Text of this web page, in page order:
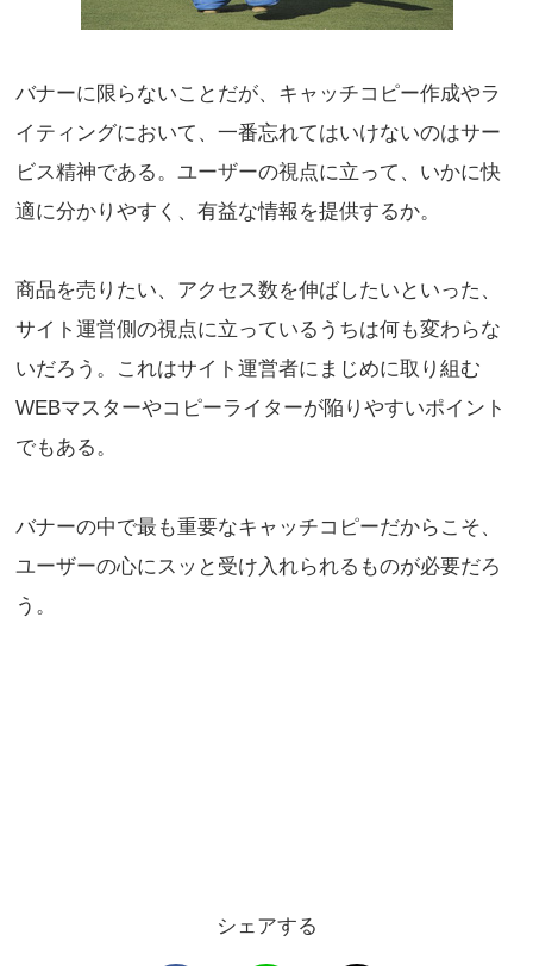
バナーに限らないことだが、キャッチコピー作成やラ
イティングにおいて、一番忘れてはいけないのはサー
ビス精神である。ユーザーの視点に立って、いかに快
適に分かりやすく、有益な情報を提供するか。
商品を売りたい、アクセス数を伸ばしたいといった、
サイト運営側の視点に立っているうちは何も変わらな
いだろう。これはサイト運営者にまじめに取り組む
WEBマスターやコピーライターが陥りやすいポイント
でもある。
バナーの中で最も重要なキャッチコピーだからこそ、
ユーザーの心にスッと受け入れられるものが必要だろ
う。
シェアする